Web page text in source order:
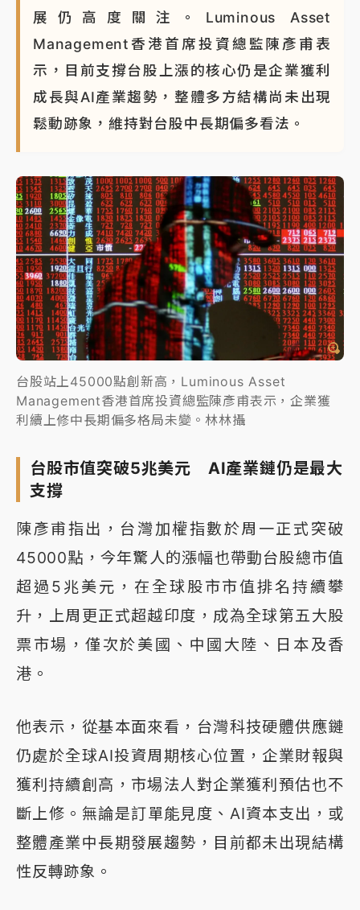
展仍高度關注。Luminous Asset
Management香港首席投資總監陳彥甫表
示，目前支撐台股上漲的核心仍是企業獲利
成長與AI產業趨勢，整體多方結構尚未出現
鬆動跡象，維持對台股中長期偏多看法。
台股站上45000點創新高，Luminous Asset
Management香港首席投資總監陳彥甫表示，企業獲
利續上修中長期偏多格局未變。林林攝
台股市值突破5兆美元 AI產業鏈仍是最大
支撐
陳彥甫指出，台灣加權指數於周一正式突破
45000點，今年驚人的漲幅也帶動台股總市值
超過5兆美元，在全球股市市值排名持續攀
升，上周更正式超越印度，成為全球第五大股
票市場，僅次於美國、中國大陸、日本及香
港。
他表示，從基本面來看，台灣科技硬體供應鏈
仍處於全球AI投資周期核心位置，企業財報與
獲利持續創高，市場法人對企業獲利預估也不
斷上修。無論是訂單能見度、AI資本支出，或
整體產業中長期發展趨勢，目前都未出現結構
性反轉跡象。